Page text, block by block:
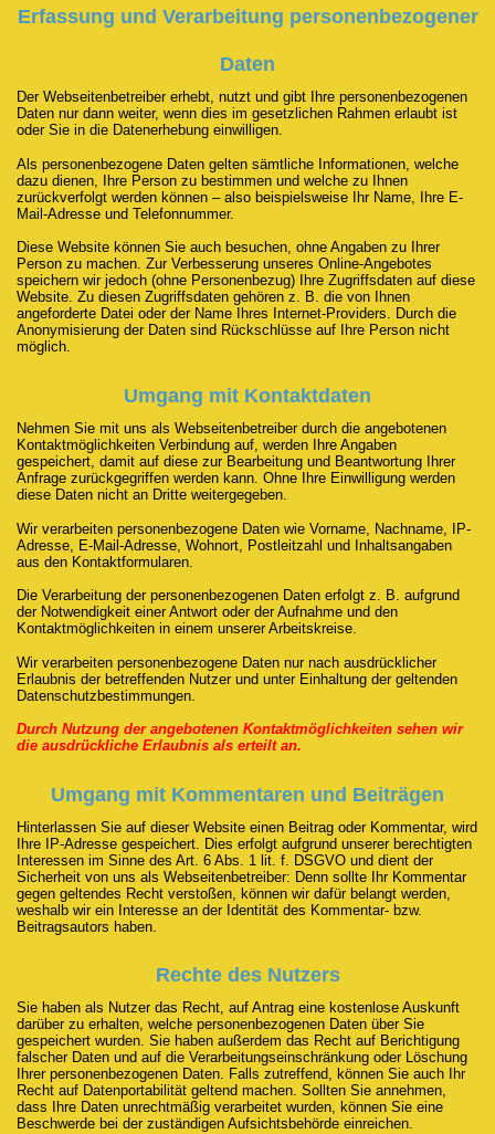
Erfassung und Verarbeitung personenbezogener
Daten
Der Webseitenbetreiber erhebt, nutzt und gibt Ihre personenbezogenen
Daten nur dann weiter, wenn dies im gesetzlichen Rahmen erlaubt ist
oder Sie in die Datenerhebung einwilligen.
Als personenbezogene Daten gelten sämtliche Informationen, welche
dazu dienen, Ihre Person zu bestimmen und welche zu Ihnen
zurückverfolgt werden können – also beispielsweise Ihr Name, Ihre E-
Mail-Adresse und Telefonnummer.
Diese Website können Sie auch besuchen, ohne Angaben zu Ihrer
Person zu machen. Zur Verbesserung unseres Online-Angebotes
speichern wir jedoch (ohne Personenbezug) Ihre Zugriffsdaten auf diese
Website. Zu diesen Zugriffsdaten gehören z. B. die von Ihnen
angeforderte Datei oder der Name Ihres Internet-Providers. Durch die
Anonymisierung der Daten sind Rückschlüsse auf Ihre Person nicht
möglich.
Umgang mit Kontaktdaten
Nehmen Sie mit uns als Webseitenbetreiber durch die angebotenen
Kontaktmöglichkeiten Verbindung auf, werden Ihre Angaben
gespeichert, damit auf diese zur Bearbeitung und Beantwortung Ihrer
Anfrage zurückgegriffen werden kann. Ohne Ihre Einwilligung werden
diese Daten nicht an Dritte weitergegeben.
Wir verarbeiten personenbezogene Daten wie Vorname, Nachname, IP-
Adresse, E-Mail-Adresse, Wohnort, Postleitzahl und Inhaltsangaben
aus den Kontaktformularen.
Die Verarbeitung der personenbezogenen Daten erfolgt z. B. aufgrund
der Notwendigkeit einer Antwort oder der Aufnahme und den
Kontaktmöglichkeiten in einem unserer Arbeitskreise.
Wir verarbeiten personenbezogene Daten nur nach ausdrücklicher
Erlaubnis der betreffenden Nutzer und unter Einhaltung der geltenden
Datenschutzbestimmungen.
Durch Nutzung der angebotenen Kontaktmöglichkeiten sehen wir
die ausdrückliche Erlaubnis als erteilt an.
Umgang mit Kommentaren und Beiträgen
Hinterlassen Sie auf dieser Website einen Beitrag oder Kommentar, wird
Ihre IP-Adresse gespeichert. Dies erfolgt aufgrund unserer berechtigten
Interessen im Sinne des Art. 6 Abs. 1 lit. f. DSGVO und dient der
Sicherheit von uns als Webseitenbetreiber: Denn sollte Ihr Kommentar
gegen geltendes Recht verstoßen, können wir dafür belangt werden,
weshalb wir ein Interesse an der Identität des Kommentar- bzw.
Beitragsautors haben.
Rechte des Nutzers
Sie haben als Nutzer das Recht, auf Antrag eine kostenlose Auskunft
darüber zu erhalten, welche personenbezogenen Daten über Sie
gespeichert wurden. Sie haben außerdem das Recht auf Berichtigung
falscher Daten und auf die Verarbeitungseinschränkung oder Löschung
Ihrer personenbezogenen Daten. Falls zutreffend, können Sie auch Ihr
Recht auf Datenportabilität geltend machen. Sollten Sie annehmen,
dass Ihre Daten unrechtmäßig verarbeitet wurden, können Sie eine
Beschwerde bei der zuständigen Aufsichtsbehörde einreichen.